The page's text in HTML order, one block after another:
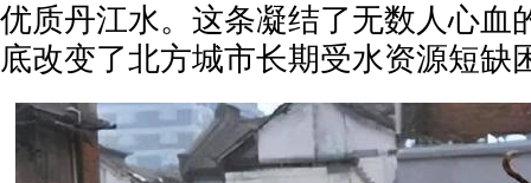
优质丹江水。这条凝结了无数人心血
底改变了北方城市长期受水资源短缺